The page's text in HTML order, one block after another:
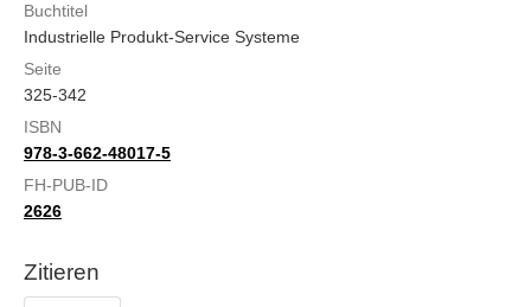
Buchtitel
Industrielle Produkt-Service Systeme
Seite
325-342
ISBN
978-3-662-48017-5
FH-PUB-ID
2626
Zitieren